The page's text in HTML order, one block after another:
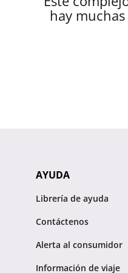
hay
AYUDA
Librería de ayuda
Contáctenos
Alerta al consumidor
Información de viaje